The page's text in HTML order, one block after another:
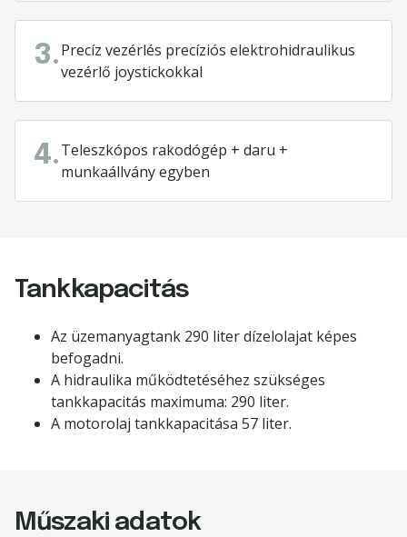
3.Precíz vezérlés precíziós elektrohidraulikus
vezérlő joystickokkal
4.Teleszkópos rakodógép + daru +
munkaállvány egyben
Tankkapacitás
Az üzemanyagtank 290 liter dízelolajat képes
befogadni.
A hidraulika működtetéséhez szükséges
tankkapacitás maximuma: 290 liter.
A motorolaj tankkapacitása 57 liter.
Műszaki adatok